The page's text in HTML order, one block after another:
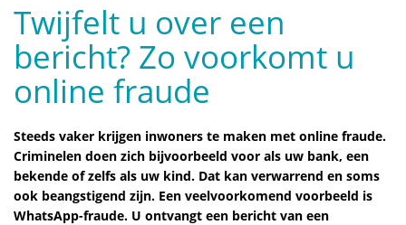
Twijfelt u over een
bericht? Zo voorkomt u
online fraude
Steeds vaker krijgen inwoners te maken met online fraude.
Criminelen doen zich bijvoorbeeld voor als uw bank, een
bekende of zelfs als uw kind. Dat kan verwarrend en soms
ook beangstigend zijn. Een veelvoorkomend voorbeeld is
WhatsApp-fraude. U ontvangt een bericht van een